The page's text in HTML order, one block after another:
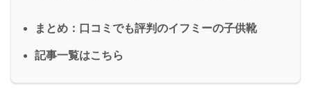
まとめ：口コミでも評判のイフミーの子供靴
記事一覧はこちら